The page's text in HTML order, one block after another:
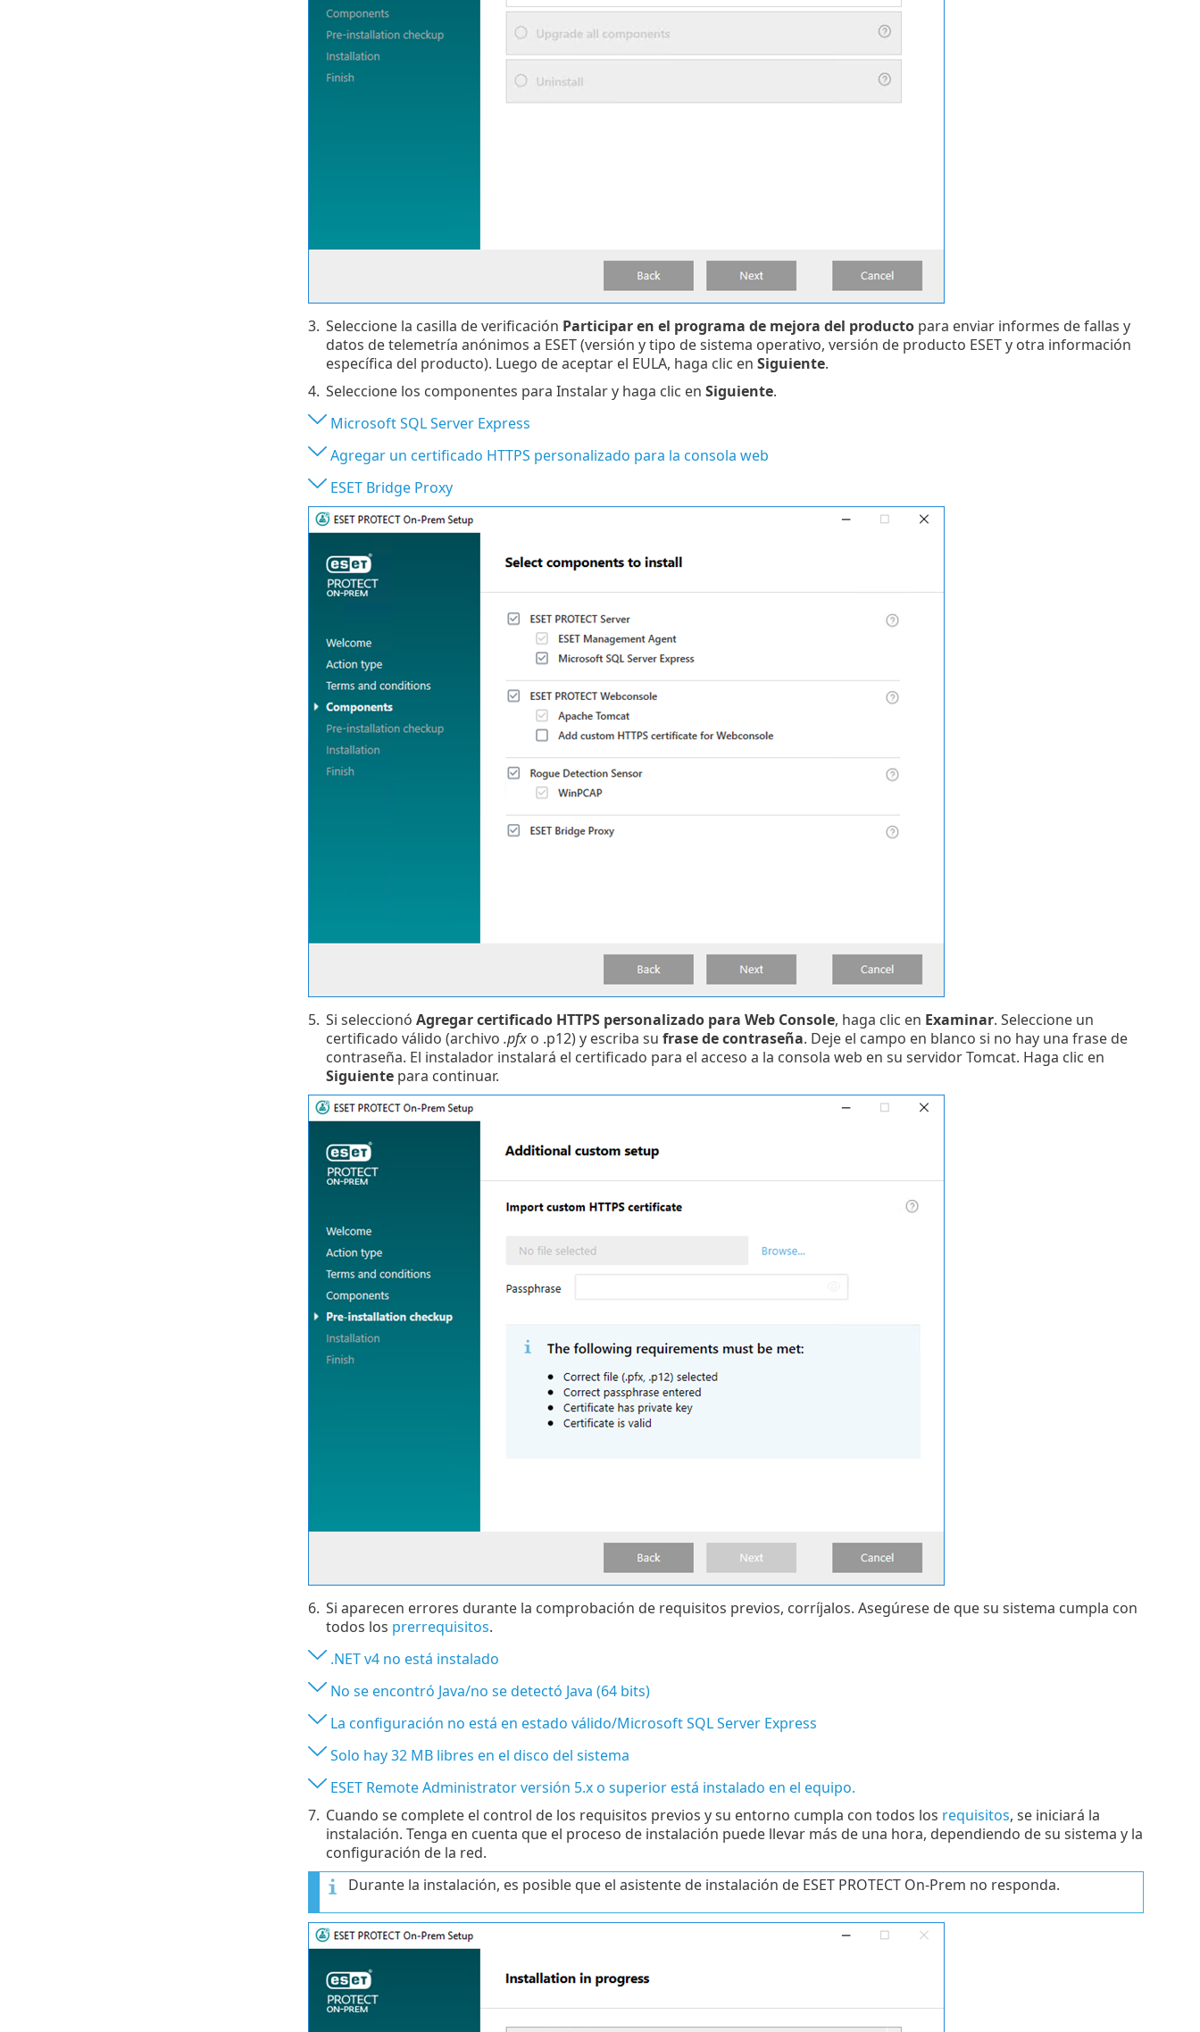
3. Seleccione la casilla de verificación Participar en el programa de mejora del productopara enviar informes de fallas y
datos de telemetría anónimos a ESET (versión y tipo de sistema operativo, versión de producto ESET y otra información
específica del producto). Luego de aceptar el EULA, haga clic en Siguiente.
4. Seleccione los componentes para Instalar y haga clic en Siguiente.
Microsoft SQL Server Express
Agregar un certificado HTTPS personalizado para la consola web
ESET Bridge Proxy
5. Si seleccionó Agregar certificado HTTPS personalizado para Web Console, haga clic en Examinar. Seleccione un
certificado válido (archivo .pfxo .p12) y escriba su frase de contraseña. Deje el campo en blanco si no hay una frase de
contraseña. El instalador instalará el certificado para el acceso a la consola web en su servidor Tomcat. Haga clic en
Siguientepara continuar.
6. Si aparecen errores durante la comprobación de requisitos previos, corríjalos. Asegúrese de que su sistema cumpla con
todos los prerrequisitos.
.NET v4 no está instalado
No se encontró Java/no se detectó Java (64 bits)
La configuración no está en estado válido/Microsoft SQL Server Express
Solo hay 32 MB libres en el disco del sistema
ESET Remote Administrator versión 5.x o superior está instalado en el equipo.
7. Cuando se complete el control de los requisitos previos y su entorno cumpla con todos los requisitos, se iniciará la
instalación. Tenga en cuenta que el proceso de instalación puede llevar más de una hora, dependiendo de su sistema y la
configuración de la red.
Durante la instalación, es posible que el asistente de instalación de ESET PROTECT On-Prem no responda.